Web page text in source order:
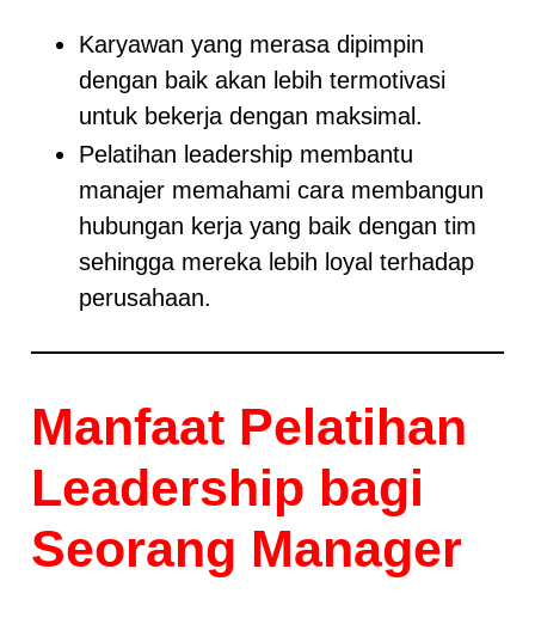
Karyawan yang merasa dipimpin
dengan baik akan lebih termotivasi
untuk bekerja dengan maksimal.
Pelatihan leadership membantu
manajer memahami cara membangun
hubungan kerja yang baik dengan tim
sehingga mereka lebih loyal terhadap
perusahaan.
Manfaat Pelatihan
Leadership bagi
Seorang Manager